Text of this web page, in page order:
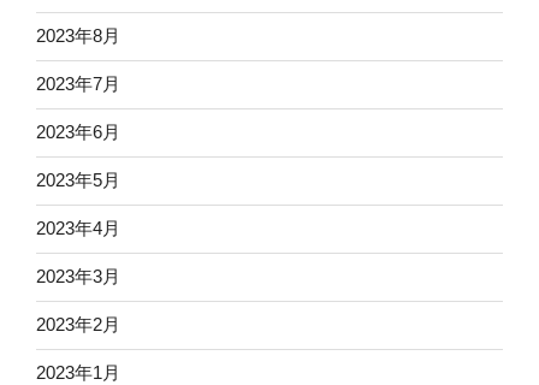
2023年8月
2023年7月
2023年6月
2023年5月
2023年4月
2023年3月
2023年2月
2023年1月